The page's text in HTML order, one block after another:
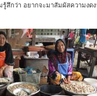
รู้สึกว่า อยากจะมาสัมผัสความงด